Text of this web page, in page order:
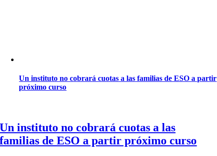
Un instituto no cobrará cuotas a las familias de ESO a partir
próximo curso
Un instituto no cobrará cuotas a las
familias de ESO a partir próximo curso